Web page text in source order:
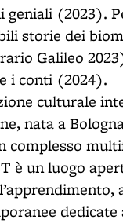
geniali (2023).
storie dei
Galileo
i conti (2024).
culturale
nata a
complesso
è un luogo